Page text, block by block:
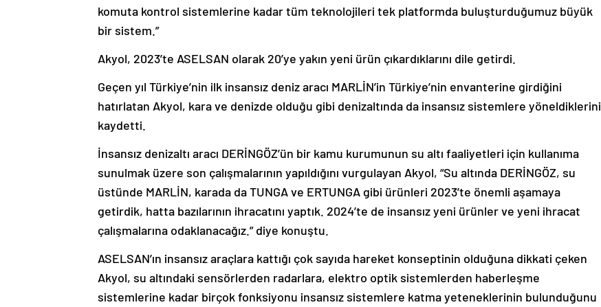
komuta kontrol sistemlerine kadar tüm teknolojileri tek platformda buluşturduğumuz büyük
bir sistem.”
Akyol, 2023’te ASELSAN olarak 20’ye yakın yeni ürün çıkardıklarını dile getirdi.
Geçen yıl Türkiye’nin ilk insansız deniz aracı MARLİN’in Türkiye’nin envanterine girdiğini
hatırlatan Akyol, kara ve denizde olduğu gibi denizaltında da insansız sistemlere yöneldiklerini
kaydetti.
İnsansız denizaltı aracı DERİNGÖZ’ün bir kamu kurumunun su altı faaliyetleri için kullanıma
sunulmak üzere son çalışmalarının yapıldığını vurgulayan Akyol, “Su altında DERİNGÖZ, su
üstünde MARLİN, karada da TUNGA ve ERTUNGA gibi ürünleri 2023’te önemli aşamaya
getirdik, hatta bazılarının ihracatını yaptık. 2024’te de insansız yeni ürünler ve yeni ihracat
çalışmalarına odaklanacağız.” diye konuştu.
ASELSAN’ın insansız araçlara kattığı çok sayıda hareket konseptinin olduğuna dikkati çeken
Akyol, su altındaki sensörlerden radarlara, elektro optik sistemlerden haberleşme
sistemlerine kadar birçok fonksiyonu insansız sistemlere katma yeteneklerinin bulunduğunu